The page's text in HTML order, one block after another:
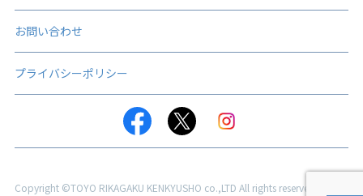
チタン表面処理
設計／試作
事業所紹介
会社案内ダウンロード
職場紹介
新卒採用データ
中途採用データ
お問い合わせ
プライバシーポリシー
Copyright ©TOYO RIKAGAKU KENKYUSHO co.,LTD All rights reserved.